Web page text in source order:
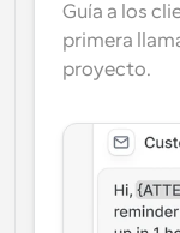
Guía a los
primera
proyecto.